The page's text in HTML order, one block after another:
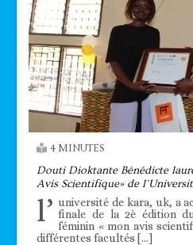
4 MINUTES
Douti Dioktante Bénédicte
Avis Scientifique» de
l’ université de kara, uk, a
finale de la 2è édition
féminin « mon avis
différentes facultés […]